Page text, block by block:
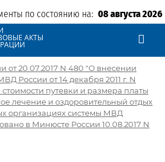
по состоянию на: 08 августа 2026
АКТЫ
от 20.07.2017 N 480 "О внесении
России от 14 декабря 2011 г. N
путевки и размера платы
лечение и оздоровительный отдых
организациях системы МВД
в Минюсте России 10.08.2017 N